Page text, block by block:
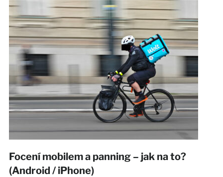
Focení mobilem a panning – jak na to?
(Android / iPhone)